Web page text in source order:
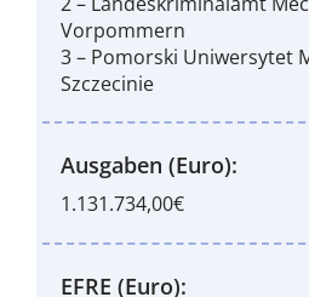
Vorpommern
3 – Pomorski Uniwersytet
Szczecinie
Ausgaben (Euro):
1.131.734,00€
EFRE (Euro):